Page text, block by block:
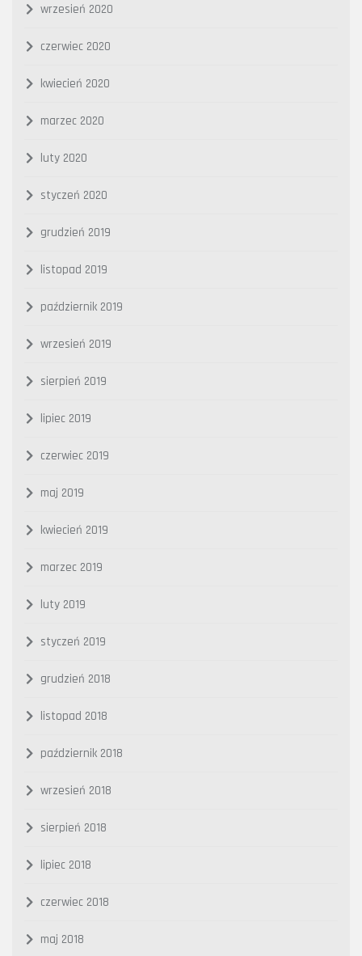
wrzesień 2020
czerwiec 2020
kwiecień 2020
marzec 2020
luty 2020
styczeń 2020
grudzień 2019
listopad 2019
październik 2019
wrzesień 2019
sierpień 2019
lipiec 2019
czerwiec 2019
maj 2019
kwiecień 2019
marzec 2019
luty 2019
styczeń 2019
grudzień 2018
listopad 2018
październik 2018
wrzesień 2018
sierpień 2018
lipiec 2018
czerwiec 2018
maj 2018